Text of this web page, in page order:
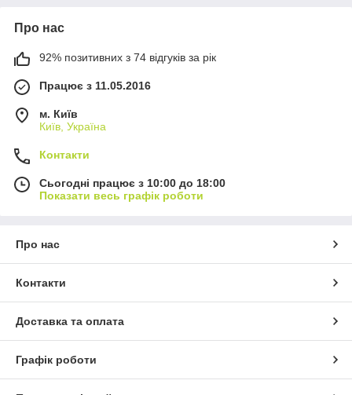
Про нас
92% позитивних з 74 відгуків за рік
Працює з 11.05.2016
м. Київ
Київ, Україна
Контакти
Сьогодні працює з 10:00 до 18:00
Показати весь графік роботи
Про нас
Контакти
Доставка та оплата
Графік роботи